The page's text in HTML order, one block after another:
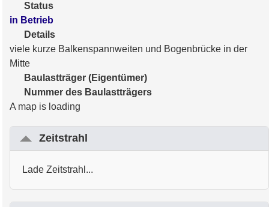
Status
in Betrieb
Details
viele kurze Balkenspannweiten und Bogenbrücke in der
Mitte
Baulastträger (Eigentümer)
Nummer des Baulastträgers
A map is loading
Zeitstrahl
Lade Zeitstrahl...